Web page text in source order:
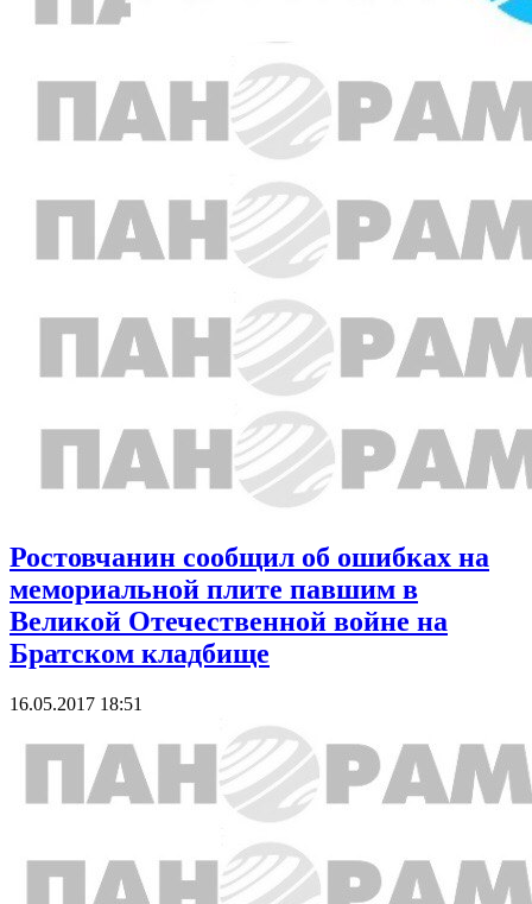
Ростовчанин сообщил об ошибках на
мемориальной плите павшим в
Великой Отечественной войне на
Братском кладбище
16.05.2017 18:51